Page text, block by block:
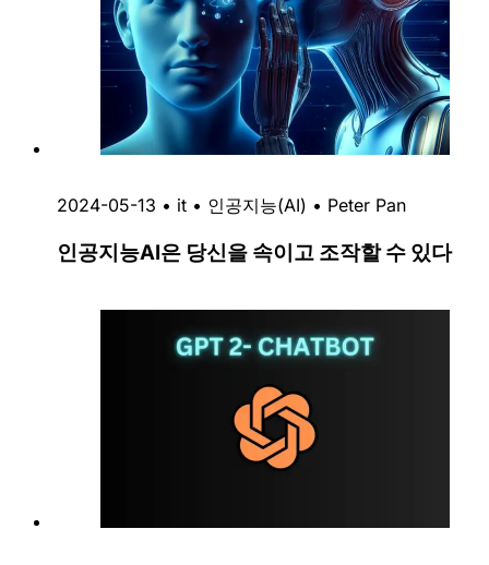
2024-05-13 • it • 인공지능(AI) • Peter Pan
인공지능AI은 당신을 속이고 조작할 수 있다